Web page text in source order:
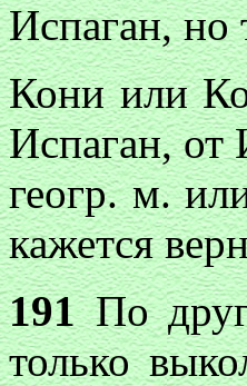
Испаган, но
Кони или
Испаган, от
геогр. м.
кажется
191По
только